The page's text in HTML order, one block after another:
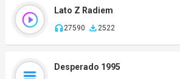
Lato Z Radiem
27590 2522
Desperado 1995